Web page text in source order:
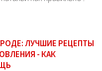
ЛУЧШИЕ РЕЦЕПТЫ
- КАК